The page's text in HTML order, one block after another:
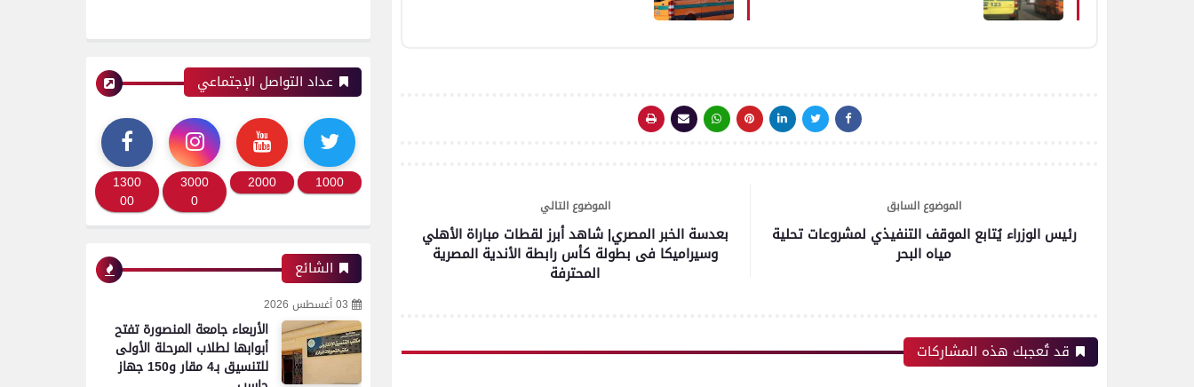
الموضوع التالي
بعدسة الخبر المصري| شاهد أبرز لقطات مباراة الأهلي
وسيراميكا فى بطولة كأس رابطة الأندية المصرية
المحترفة
الموضوع السابق
رئيس الوزراء يُتابع الموقف التنفيذي لمشروعات تحلية
مياه البحر
قد تُعجبك هذه المشاركات
عداد التواصل الإجتماعي
1000
2000
3000
0
1300
00
الشائع
03 أغسطس 2026
الأربعاء جامعة المنصورة تفتح
أبوابها لطلاب المرحلة الأولى
للتنسيق بـ4 مقار و150 جهاز